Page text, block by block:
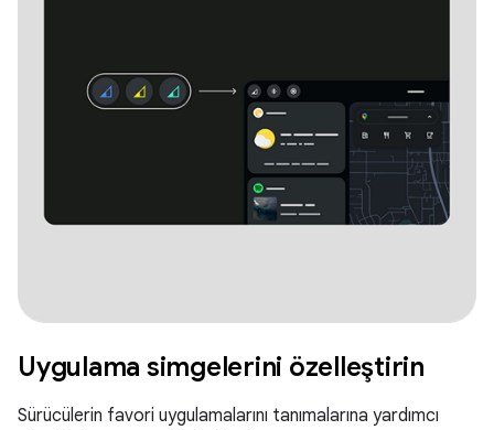
Uygulama simgelerini özelleştirin
Sürücülerin favori uygulamalarını tanımalarına yardımcı